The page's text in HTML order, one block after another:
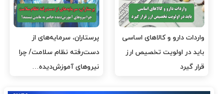
ارز برای دارو نیست، برای
لکسوس هست؟
به وزیر اقتصاد و خانواده‌اش
خدمات درمانی ندهید